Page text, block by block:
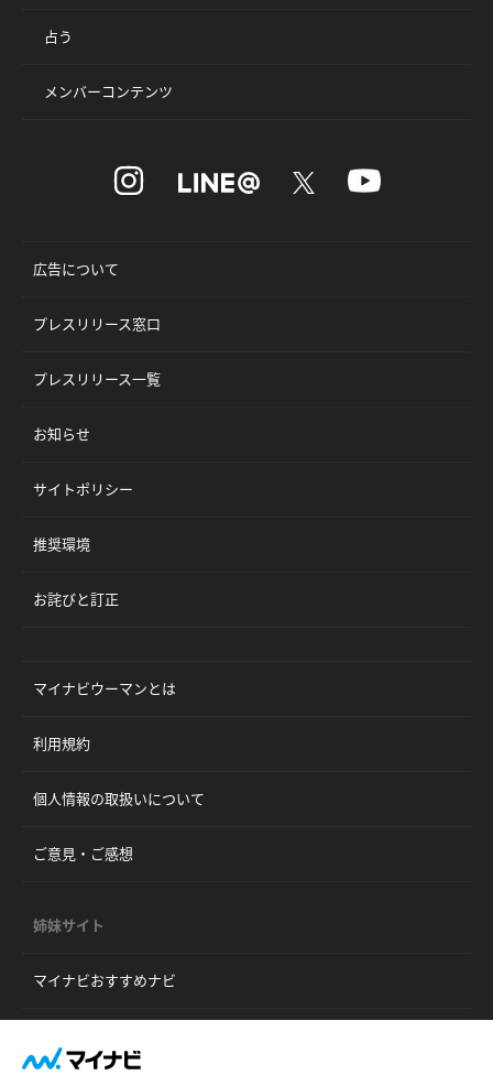
占う
メンバーコンテンツ
広告について
プレスリリース窓口
プレスリリース一覧
お知らせ
サイトポリシー
推奨環境
お詫びと訂正
マイナビウーマンとは
利用規約
個人情報の取扱いについて
ご意見・ご感想
姉妹サイト
マイナビおすすめナビ